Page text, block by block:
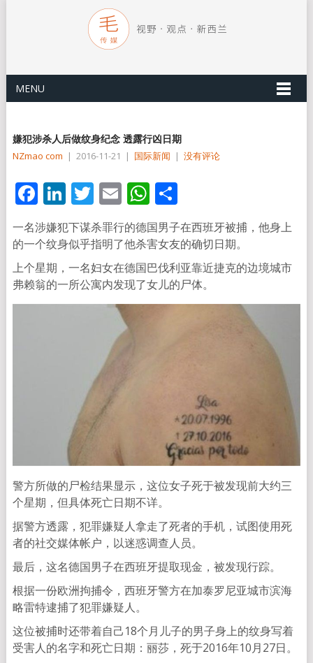
MENU
嫌犯涉杀人后做纹身纪念 透露行凶日期
NZmao com | 2016-11-21 | 国际新闻 | 没有评论
Facebook
LinkedIn
Twitter
EmailWhatsApp
分
享
一名涉嫌犯下谋杀罪行的德国男子在西班牙被捕，他身上
的一个纹身似乎指明了他杀害女友的确切日期。
上个星期，一名妇女在德国巴伐利亚靠近捷克的边境城市
弗赖翁的一所公寓内发现了女儿的尸体。
警方所做的尸检结果显示，这位女子死于被发现前大约三
个星期，但具体死亡日期不详。
据警方透露，犯罪嫌疑人拿走了死者的手机，试图使用死
者的社交媒体帐户，以迷惑调查人员。
最后，这名德国男子在西班牙提取现金，被发现行踪。
根据一份欧洲拘捕令，西班牙警方在加泰罗尼亚城市滨海
略雷特逮捕了犯罪嫌疑人。
这位被捕时还带着自己18个月儿子的男子身上的纹身写着
受害人的名字和死亡日期：丽莎，死于2016年10月27日。